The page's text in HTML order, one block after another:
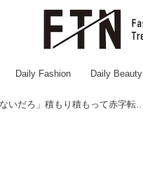
Daily Fashion Daily Beauty